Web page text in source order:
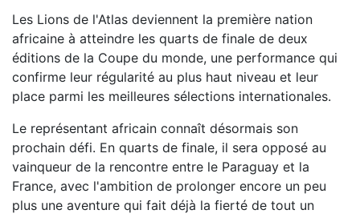
Les Lions de l'Atlas deviennent la première nation
africaine à atteindre les quarts de finale de deux
éditions de la Coupe du monde, une performance qui
confirme leur régularité au plus haut niveau et leur
place parmi les meilleures sélections internationales.
Le représentant africain connaît désormais son
prochain défi. En quarts de finale, il sera opposé au
vainqueur de la rencontre entre le Paraguay et la
France, avec l'ambition de prolonger encore un peu
plus une aventure qui fait déjà la fierté de tout un